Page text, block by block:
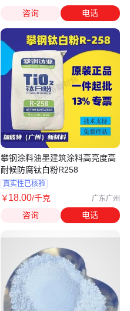
咨询 电话
攀钢涂料油墨建筑涂料高亮度高
耐候防腐钛白粉R258
真实性已核验
￥18.00/千克 广东广州
咨询 电话